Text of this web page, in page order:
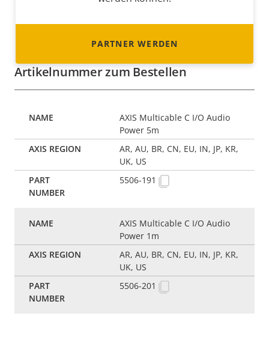
PARTNER WERDEN
Artikelnummer zum Bestellen
AXIS Multicable C I/O Audio
Power 5m
AR, AU, BR, CN, EU, IN, JP, KR,
UK, US
5506-191
AXIS Multicable C I/O Audio
Power 1m
AR, AU, BR, CN, EU, IN, JP, KR,
UK, US
5506-201